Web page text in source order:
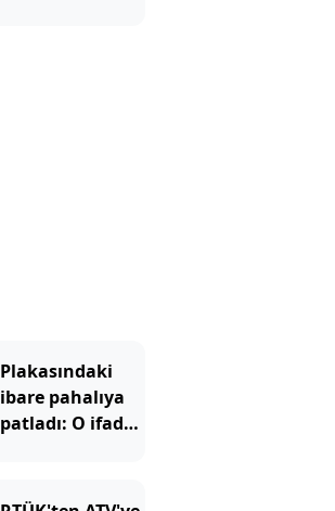
Plakasındaki
ibare pahalıya
patladı: O ifade